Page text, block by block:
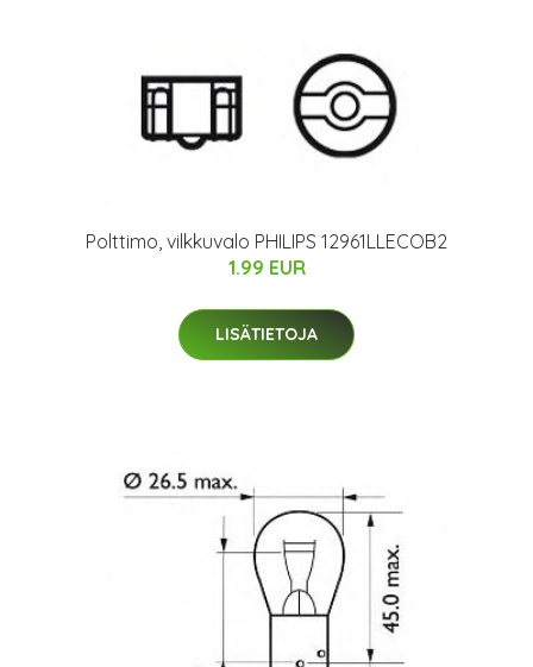
Polttimo, vilkkuvalo PHILIPS 12961LLECOB2
1.99 EUR
LISÄTIETOJA